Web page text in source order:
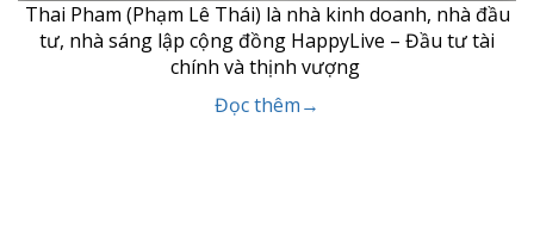
Thai Pham (Phạm Lê Thái) là nhà kinh doanh, nhà đầu
tư, nhà sáng lập cộng đồng HappyLive – Đầu tư tài
chính và thịnh vượng
Đọc thêm→